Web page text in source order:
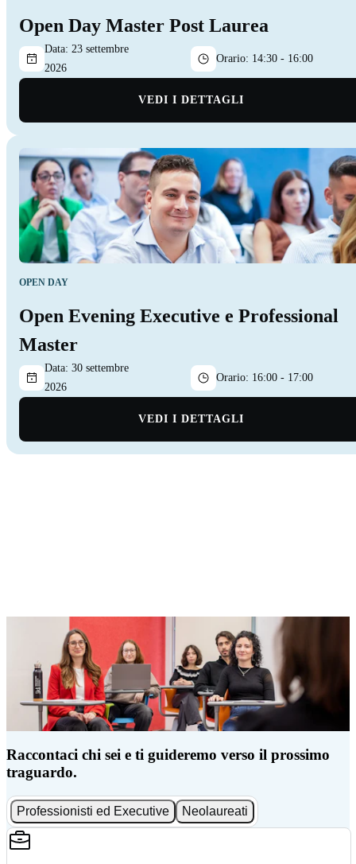
Open Day Master Post Laurea
Data: 23 settembre
2026
Orario: 14:30 - 16:00
VEDI I DETTAGLI
OPEN DAY
Open Evening Executive e Professional
Master
Data: 30 settembre
2026
Orario: 16:00 - 17:00
VEDI I DETTAGLI
Raccontaci chi sei e ti guideremo verso il prossimo
traguardo.
Professionisti ed Executive Neolaureati